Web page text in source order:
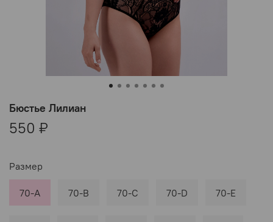
Бюстье Лилиан
550 ₽
Размер
70-A 70-B 70-C 70-D 70-E